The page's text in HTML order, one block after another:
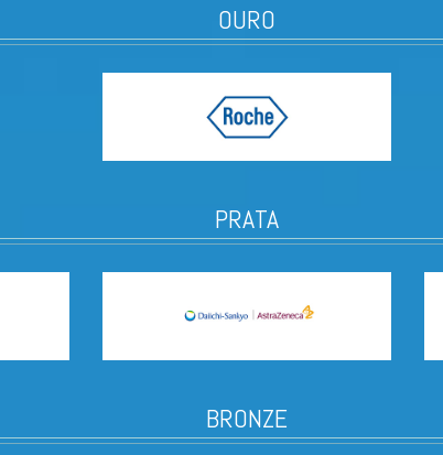
OURO
PRATA
BRONZE